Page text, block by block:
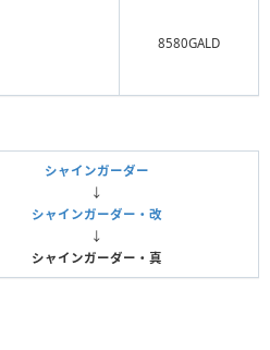
8580GALD
シャインガーダー
↓
シャインガーダー・改
↓
シャインガーダー・真